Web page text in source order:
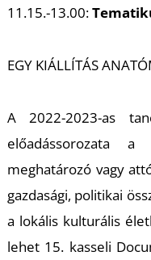
11.15.-13.00:
EGY KIÁLLÍTÁS
A 2022-2023-as
előadássorozata
meghatározó vagy
gazdasági, politikai
a lokális kulturális
lehet 15. kasseli